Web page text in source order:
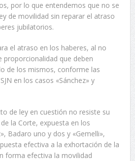
por lo que entendemos que no se
de movilidad sin reparar el atraso
jubilatorios.
el atraso en los haberes, al no
proporcionalidad que deben
de los mismos, conforme las
en los casos «Sánchez» y
de ley en cuestión no resiste su
la Corte, expuesta en los
Badaro uno y dos y «Gemelli»,
efectiva a la exhortación de la
forma efectiva la movilidad